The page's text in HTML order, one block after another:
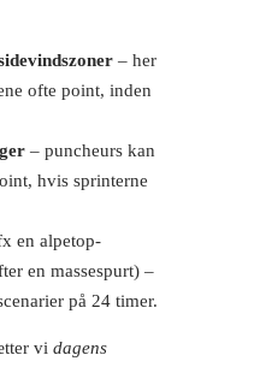
– her
ofte point, inden
– puncheurs kan
hvis sprinterne
en alpetop-
en massespurt) –
på 24 timer.
vi dagens